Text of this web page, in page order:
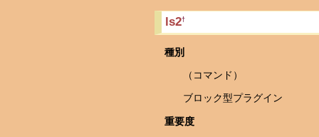
ls2†
種別
（コマンド）
ブロック型プラグイン
重要度